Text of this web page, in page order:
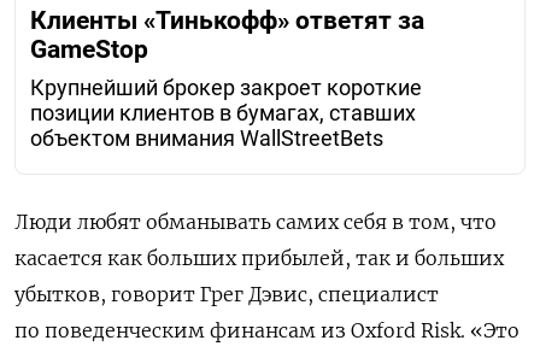
Клиенты «Тинькофф» ответят за
GameStop
Крупнейший брокер закроет короткие
позиции клиентов в бумагах, ставших
объектом внимания WallStreetBets
Люди любят обманывать самих себя в том, что
касается как больших прибылей, так и больших
убытков, говорит Грег Дэвис, специалист
по поведенческим финансам из Oxford Risk. «Это